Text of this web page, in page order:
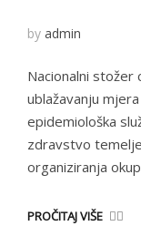
by admin
Nacionalni stožer
ublažavanju
epidemiološka
zdravstvo
organiziranja
PROČITAJ VIŠE